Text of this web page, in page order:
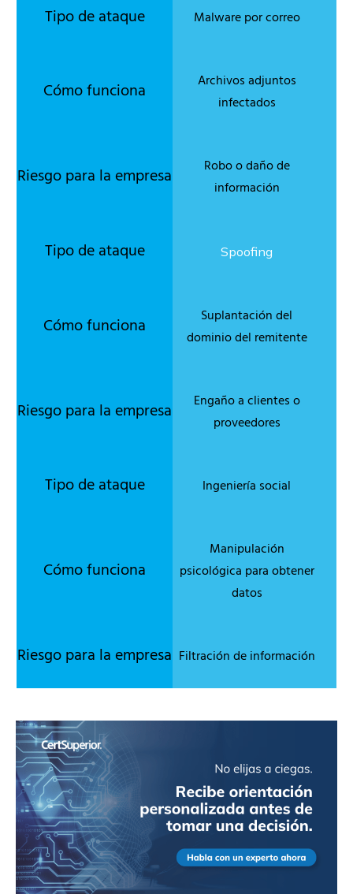
Malware por correo
Archivos adjuntos
infectados
Robo o daño de
información
Spoofing
Suplantación del
dominio del remitente
Engaño a clientes o
proveedores
Ingeniería social
Manipulación
psicológica para obtener
datos
Filtración de información